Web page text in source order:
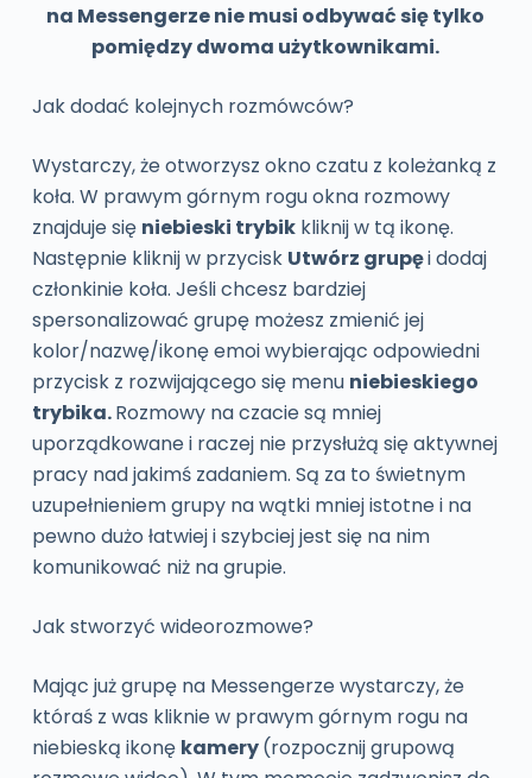
na Messengerze nie musi odbywać się tylko
pomiędzy dwoma użytkownikami.
Jak dodać kolejnych rozmówców?
Wystarczy, że otworzysz okno czatu z koleżanką z
koła. W prawym górnym rogu okna rozmowy
znajduje się niebieski trybikkliknij w tą ikonę.
Następnie kliknij w przycisk Utwórz grupęi dodaj
członkinie koła. Jeśli chcesz bardziej
spersonalizować grupę możesz zmienić jej
kolor/nazwę/ikonę emoi wybierając odpowiedni
przycisk z rozwijającego się menu niebieskiego
trybika.Rozmowy na czacie są mniej
uporządkowane i raczej nie przysłużą się aktywnej
pracy nad jakimś zadaniem. Są za to świetnym
uzupełnieniem grupy na wątki mniej istotne i na
pewno dużo łatwiej i szybciej jest się na nim
komunikować niż na grupie.
Jak stworzyć wideorozmowe?
Mając już grupę na Messengerze wystarczy, że
któraś z was kliknie w prawym górnym rogu na
niebieską ikonę kamery(rozpocznij grupową